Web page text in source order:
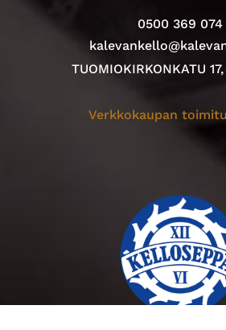
0500 369 074
TUOMIOKIRKONKATU
Verkkokaupan